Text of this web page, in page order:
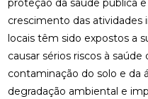
proteção da saúde pública
crescimento das atividades
locais têm sido expostos a
causar sérios riscos à
contaminação do solo e da
degradação ambiental e